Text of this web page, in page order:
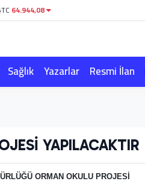
64.944,08
Sağlık Yazarlar Resmi İlan
YAPILACAKTIR
ORMAN OKULU PROJESİ